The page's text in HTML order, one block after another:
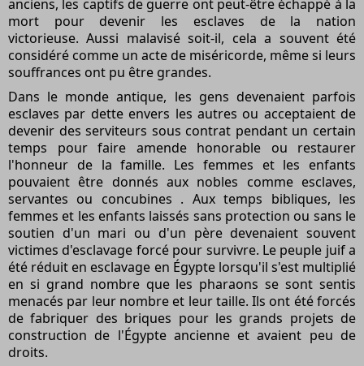
anciens, les captifs de guerre ont peut-être échappé à la
mort pour devenir les esclaves de la nation
victorieuse. Aussi malavisé soit-il, cela a souvent été
considéré comme un acte de miséricorde, même si leurs
souffrances ont pu être grandes.
Dans le monde antique, les gens devenaient parfois
esclaves par dette envers les autres ou acceptaient de
devenir des serviteurs sous contrat pendant un certain
temps pour faire amende honorable ou restaurer
l'honneur de la famille. Les femmes et les enfants
pouvaient être donnés aux nobles comme esclaves,
servantes ou concubines . Aux temps bibliques, les
femmes et les enfants laissés sans protection ou sans le
soutien d'un mari ou d'un père devenaient souvent
victimes d'esclavage forcé pour survivre. Le peuple juif a
été réduit en esclavage en Égypte lorsqu'il s'est multiplié
en si grand nombre que les pharaons se sont sentis
menacés par leur nombre et leur taille. Ils ont été forcés
de fabriquer des briques pour les grands projets de
construction de l'Égypte ancienne et avaient peu de
droits.